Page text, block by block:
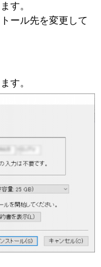
す。
ール先を変更して
す。